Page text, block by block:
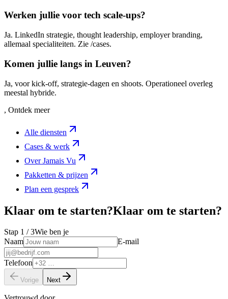
Werken jullie voor tech scale-ups?
Ja. LinkedIn strategie, thought leadership, employer branding,
allemaal specialiteiten. Zie /cases.
Komen jullie langs in Leuven?
Ja, voor kick-off, strategie-dagen en shoots. Operationeel overleg
meestal hybride.
, Ontdek meer
Alle diensten
Cases & werk
Over Jamais Vu
Pakketten & prijzen
Plan een gesprek
Klaar om te starten?Klaar om te starten?
Stap 1 / 3Wie ben je
Naam
E-mail
Telefoon
Vorige Next